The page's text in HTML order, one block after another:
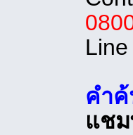
คำ
แช